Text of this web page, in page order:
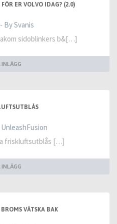
ER VOLVO IDAG? (2.0)
- By Svanis
sidoblinkers b&[…]
INLÄGG
friskluftsutblås […]
INLÄGG
VÄTSKA BAK